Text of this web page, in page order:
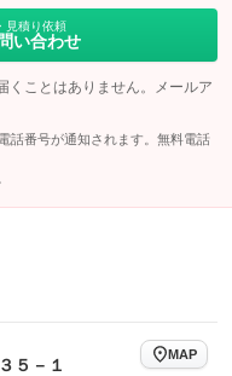
見積り依頼
い合わせ
くことはありません。メールア
話番号が通知されます。無料電話
５－１
MAP